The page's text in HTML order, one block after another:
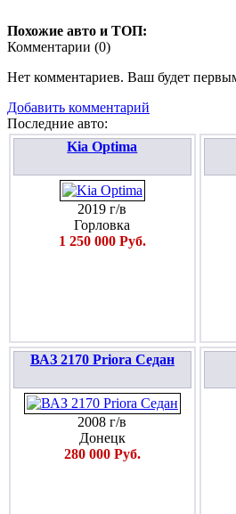
Похожие авто и ТОП:
Комментарии (0)
Нет комментариев. Ваш будет
Добавить комментарий
Последние авто:
Kia Optima
2019 г/в
Горловка
1 250 000 Руб.
ВАЗ 2170 Priora Седан
2008 г/в
Донецк
280 000 Руб.